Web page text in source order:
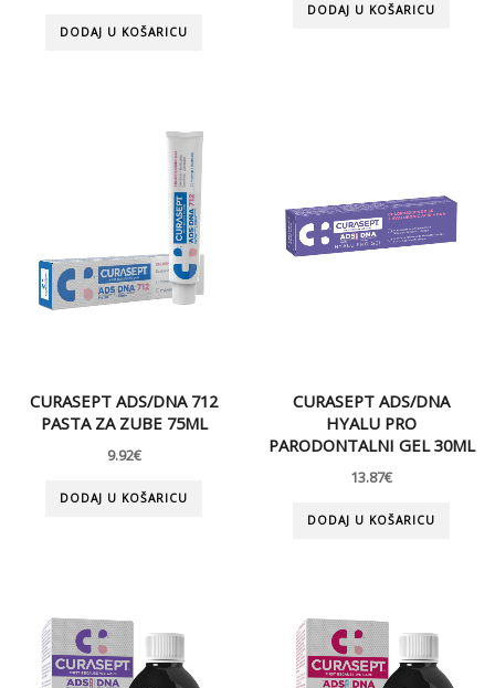
DODAJ U KOŠARICU
DODAJ U KOŠARICU
CURASEPT ADS/DNA 712
PASTA ZA ZUBE 75ML
9.92€
DODAJ U KOŠARICU
CURASEPT ADS/DNA
HYALU PRO
PARODONTALNI GEL 30ML
13.87€
DODAJ U KOŠARICU